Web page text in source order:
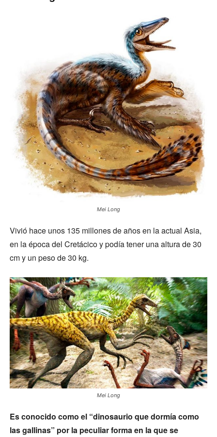
Mei Long
Vivió hace unos 135 millones de años en la actual Asia,
en la época del Cretácico y podía tener una altura de 30
cm y un peso de 30 kg.
Mei Long
Es conocido como el “dinosaurio que dormía como
las gallinas” por la peculiar forma en la que se